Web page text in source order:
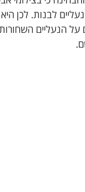
לבנות. לכן
על הנעליים